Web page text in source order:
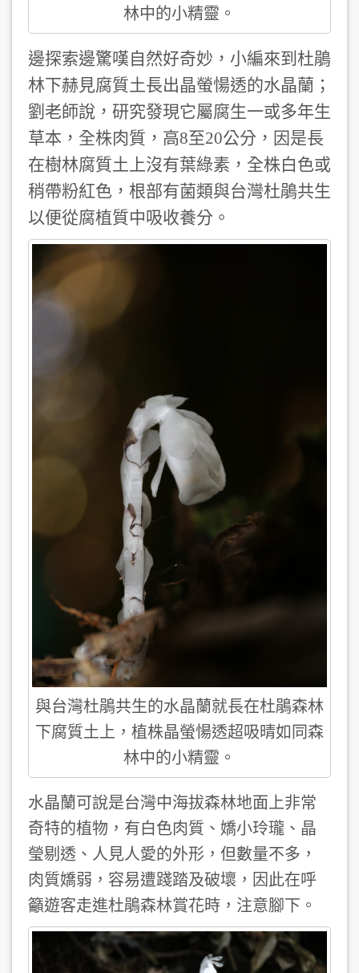
林中的小精靈。
邊探索邊驚嘆自然好奇妙，小編來到杜鵑
林下赫見腐質土長出晶螢愓透的水晶蘭；
劉老師說，研究發現它屬腐生一或多年生
草本，全株肉質，高8至20公分，因是長
在樹林腐質土上沒有葉綠素，全株白色或
稍帶粉紅色，根部有菌類與台灣杜鵑共生
以便從腐植質中吸收養分。
與台灣杜鵑共生的水晶蘭就長在杜鵑森林
下腐質土上，植株晶螢愓透超吸晴如同森
林中的小精靈。
水晶蘭可說是台灣中海拔森林地面上非常
奇特的植物，有白色肉質、嬌小玲瓏、晶
瑩剔透、人見人愛的外形，但數量不多，
肉質嬌弱，容易遭踐踏及破壞，因此在呼
籲遊客走進杜鵑森林賞花時，注意腳下。